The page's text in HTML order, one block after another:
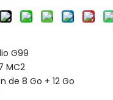
G99
MC2
de 8 Go + 12 Go